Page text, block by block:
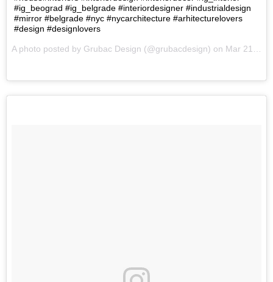
#ig_beograd #ig_belgrade #interiordesigner #industrialdesign
#mirror #belgrade #nyc #nycarchitecture #arhitecturelovers
#design #designlovers
A photo posted by Grubac Design (@grubacdesign) on Mar 21, 2016 at 1:37pm PDT